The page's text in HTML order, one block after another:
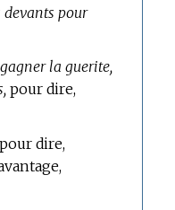
devants pour
la guerite,
pour dire,
pour dire,